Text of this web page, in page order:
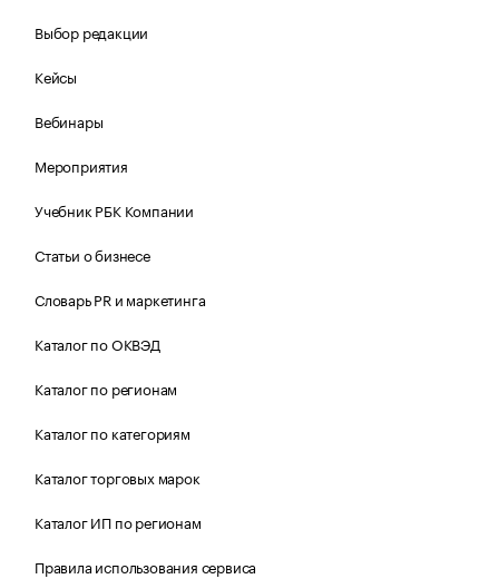
Выбор редакции
Кейсы
Вебинары
Мероприятия
Учебник РБК Компании
Статьи о бизнесе
Словарь PR и маркетинга
Каталог по ОКВЭД
Каталог по регионам
Каталог по категориям
Каталог торговых марок
Каталог ИП по регионам
Правила использования сервиса